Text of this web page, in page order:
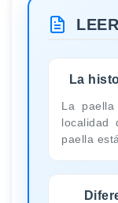
La
La
localidad
paella